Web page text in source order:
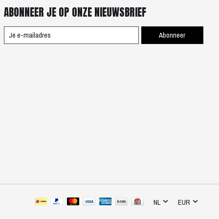
ABONNEER JE OP ONZE NIEUWSBRIEF
Abonneer
NL EUR